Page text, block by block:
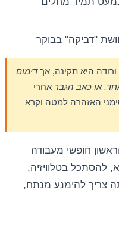
"דביקה" בבוקר
היא תקינה, אךדימום
או כאב הגבר אחרי
האזהרה למטה וקרא
חופשי מעבודה
להסתכל בטלוויזיה,
צריך להימנע מנתח,